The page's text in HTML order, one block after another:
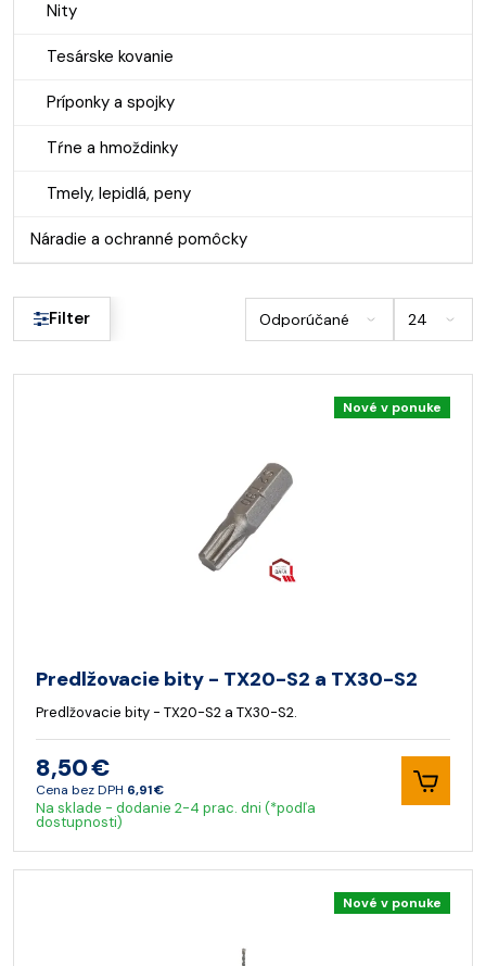
Nity
Tesárske kovanie
Príponky a spojky
Tŕne a hmoždinky
Tmely, lepidlá, peny
Náradie a ochranné pomôcky
Filter
Nové v ponuke
Predlžovacie bity - TX20-S2 a TX30-S2
Predlžovacie bity - TX20-S2 a TX30-S2.
8,50 €
Cena bez DPH 6,91 €
Na sklade - dodanie 2-4 prac. dni (*podľa
dostupnosti)
Nové v ponuke